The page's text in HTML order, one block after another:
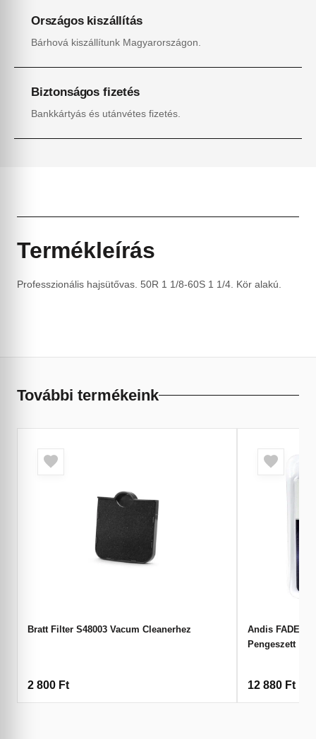
Országos kiszállítás
Bárhová kiszállítunk Magyarországon.
Biztonságos fizetés
Bankkártyás és utánvétes fizetés.
Termékleírás
Professzionális hajsütővas. 50R 1 1/8-60S 1 1/4. Kör alakú.
További termékeink
Bratt Filter S48003 Vacum Cleanerhez
2 800 Ft
Andis FADE
Pengeszett
12 880 Ft